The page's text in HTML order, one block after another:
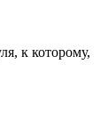
к которому,